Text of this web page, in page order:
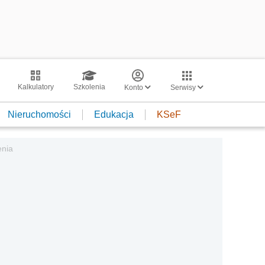
Kalkulatory Szkolenia Konto Serwisy
Nieruchomości Edukacja KSeF